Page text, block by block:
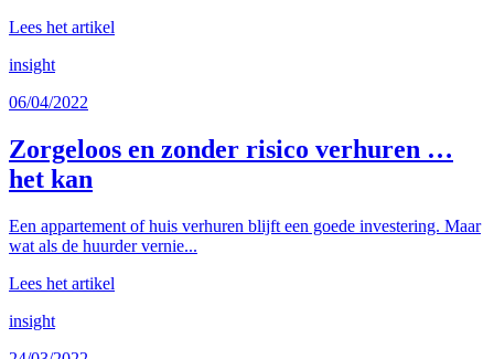
Lees het artikel
insight
06/04/2022
Zorgeloos en zonder risico verhuren …
het kan
Een appartement of huis verhuren blijft een goede investering. Maar
wat als de huurder vernie...
Lees het artikel
insight